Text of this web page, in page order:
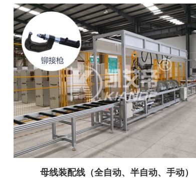
母线装配线（全自动、半自动、手动）